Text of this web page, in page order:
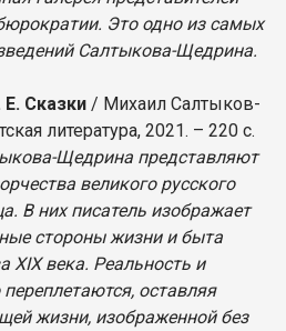
Это одно из самых
Салтыкова-Щедрина.
Сказки / Михаил Салтыков-
литература, 2021. – 220 с.
Щедрина представляют
великого русского
В них писатель изображает
стороны жизни и быта
XIX века. Реальность и
оставляя
жизни, изображенной без